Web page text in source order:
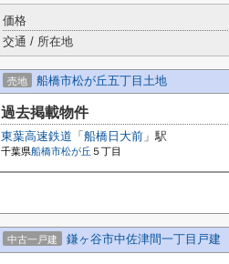
価格
交通 / 所在地
売地 船橋市松が丘五丁目土地
過去掲載物件
東葉高速鉄道 「 船橋日大前 」駅
千葉県船橋市松が丘 ５丁目
中古一戸建 鎌ヶ谷市中佐津間一丁目戸建